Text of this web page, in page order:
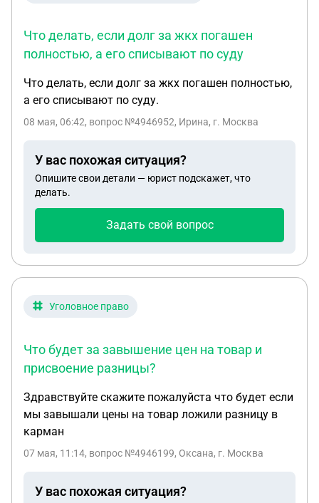
Что делать, если долг за жкх погашен
полностью, а его списывают по суду
Что делать, если долг за жкх погашен полностью,
а его списывают по суду.
08 мая, 06:42, вопрос №4946952, Ирина, г. Москва
У вас похожая ситуация?
Опишите свои детали — юрист подскажет, что
делать.
Задать свой вопрос
Уголовное право
Что будет за завышение цен на товар и
присвоение разницы?
Здравствуйте скажите пожалуйста что будет если
мы завышали цены на товар ложили разницу в
карман
07 мая, 11:14, вопрос №4946199, Оксана, г. Москва
У вас похожая ситуация?